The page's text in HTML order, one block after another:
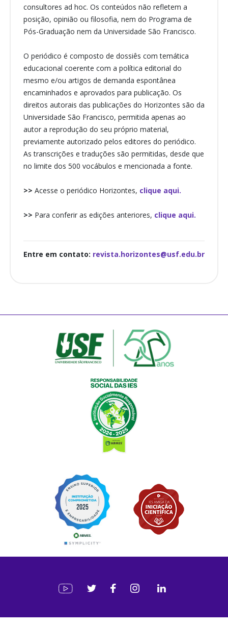
consultores ad hoc. Os conteúdos não refletem a
posição, opinião ou filosofia, nem do Programa de
Pós-Graduação nem da Universidade São Francisco.
O periódico é composto de dossiês com temática
educacional coerente com a política editorial do
mesmo e/ou artigos de demanda espontânea
encaminhados e aprovados para publicação. Os
direitos autorais das publicações do Horizontes são da
Universidade São Francisco, permitida apenas ao
autor a reprodução do seu próprio material,
previamente autorizado pelos editores do periódico.
As transcrições e traduções são permitidas, desde que
no limite dos 500 vocábulos e mencionada a fonte.
>> Acesse o periódico Horizontes, clique aqui.
>> Para conferir as edições anteriores, clique aqui.
Entre em contato: revista.horizontes@usf.edu.br